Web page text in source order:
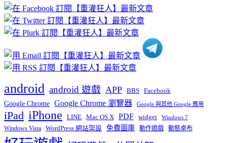
章
分
類
android android 遊戲 APP BBS Facebook
Google Chrome Google Chrome 瀏覽器 Google 與其他 Google 應用
iPad iPhone LINE Mac OS X PDF widget Windows 7
Windows Vista WordPress 網站架設 免費圖庫 動作遊戲 動態桌布